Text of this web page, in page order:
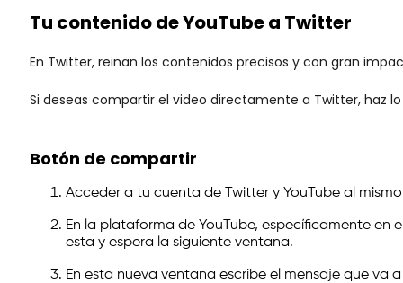
Tu contenido de YouTube a Twitter
En Twitter, reinan los contenidos precisos y con gran
Si deseas compartir el video directamente a Twitter, haz
Botón de compartir
Acceder a tu cuenta de Twitter y YouTube al
En la plataforma de YouTube, específicamente
esta y espera la siguiente ventana.
En esta nueva ventana escribe el mensaje que